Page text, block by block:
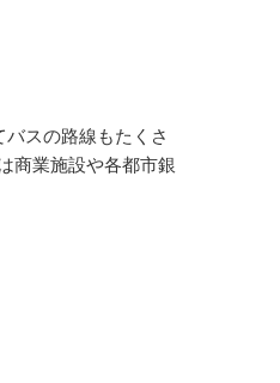
スの路線もたくさ
商業施設や各都市銀